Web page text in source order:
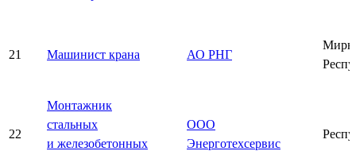
21 Машинист крана АО РНГ
22
Монтажник
стальных
и железобетонных
ООО
Энерготехсервис